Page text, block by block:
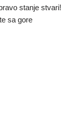
stanje stvari!
sa gore